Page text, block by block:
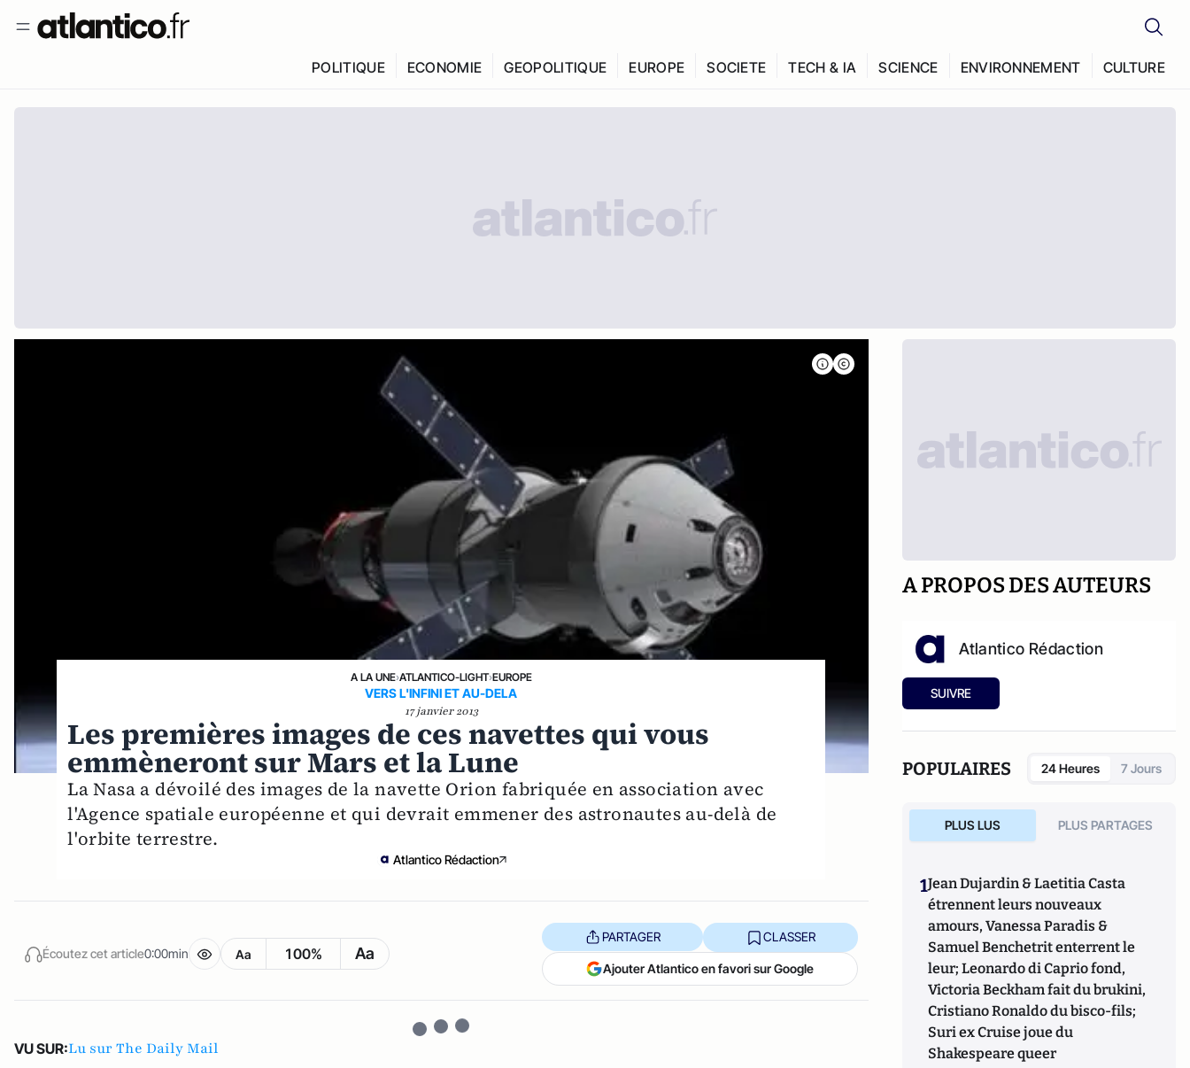
POLITIQUE ECONOMIE GEOPOLITIQUE EUROPE SOCIETE TECH & IA SCIENCE ENVIRONNEMENT CULTURE
A LA UNE›ATLANTICO-LIGHT›EUROPE
VERS L'INFINI ET AU-DELA
17 janvier 2013
Les premières images de ces navettes qui vous
emmèneront sur Mars et la Lune
La Nasa a dévoilé des images de la navette Orion fabriquée en association avec
l'Agence spatiale européenne et qui devrait emmener des astronautes au-delà de
l'orbite terrestre.
Atlantico Rédaction
Écoutez cet article0:00min Aa 100% Aa
PARTAGER CLASSER
Ajouter Atlantico en favori sur Google
VU SUR:Lu sur The Daily Mail
A PROPOS DES AUTEURS
Atlantico Rédaction
SUIVRE
POPULAIRES 24 Heures 7 Jours
PLUS LUS PLUS PARTAGES
1Jean Dujardin & Laetitia Casta
étrennent leurs nouveaux
amours, Vanessa Paradis &
Samuel Benchetrit enterrent le
leur; Leonardo di Caprio fond,
Victoria Beckham fait du brukini,
Cristiano Ronaldo du bisco-fils;
Suri ex Cruise joue du
Shakespeare queer